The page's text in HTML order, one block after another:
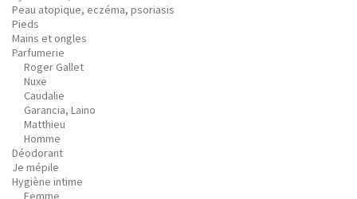
Peau atopique, eczéma, psoriasis
Pieds
Mains et ongles
Parfumerie
Roger Gallet
Nuxe
Caudalie
Garancia, Laino
Matthieu
Homme
Déodorant
Je mépile
Hygiène intime
Femme